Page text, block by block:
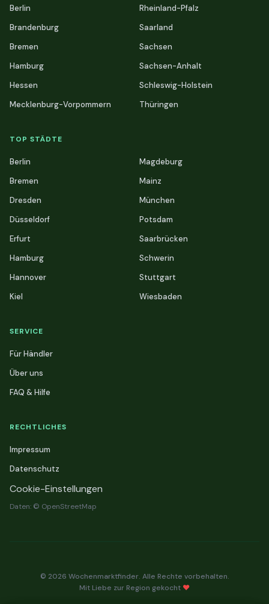
Berlin
Brandenburg
Bremen
Hamburg
Hessen
Mecklenburg-Vorpommern
Rheinland-Pfalz
Saarland
Sachsen
Sachsen-Anhalt
Schleswig-Holstein
Thüringen
TOP STÄDTE
Berlin
Bremen
Dresden
Düsseldorf
Erfurt
Hamburg
Hannover
Kiel
Magdeburg
Mainz
München
Potsdam
Saarbrücken
Schwerin
Stuttgart
Wiesbaden
SERVICE
Für Händler
Über uns
FAQ & Hilfe
RECHTLICHES
Impressum
Datenschutz
Cookie-Einstellungen
Daten: © OpenStreetMap
© 2026 Wochenmarktfinder. Alle Rechte vorbehalten.
Mit Liebe zur Region gekocht ❤